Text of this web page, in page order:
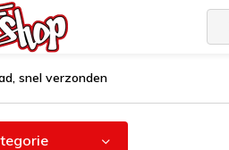
snel verzonden